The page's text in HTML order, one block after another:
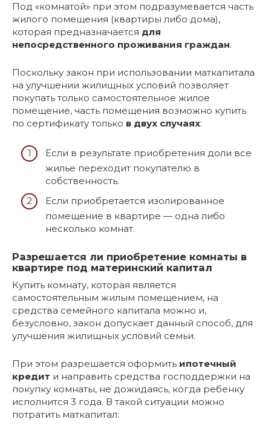
Под «комнатой» при этом подразумевается часть
жилого помещения (квартиры либо дома),
которая предназначается для
непосредственного проживания граждан.
Поскольку закон при использовании маткапитала
на улучшении жилищных условий позволяет
покупать только самостоятельное жилое
помещение, часть помещения возможно купить
по сертификату только в двух случаях:
Если в результате приобретения доли все
жилье переходит покупателю в
собственность.
Если приобретается изолированное
помещение в квартире — одна либо
несколько комнат.
Разрешается ли приобретение комнаты в
квартире под материнский капитал
Купить комнату, которая является
самостоятельным жилым помещением, на
средства семейного капитала можно и,
безусловно, закон допускает данный способ, для
улучшения жилищных условий семьи.
При этом разрешается оформить ипотечный
кредит и направить средства господдержки на
покупку комнаты, не дожидаясь, когда ребенку
исполнится 3 года. В такой ситуации можно
потратить маткапитал: